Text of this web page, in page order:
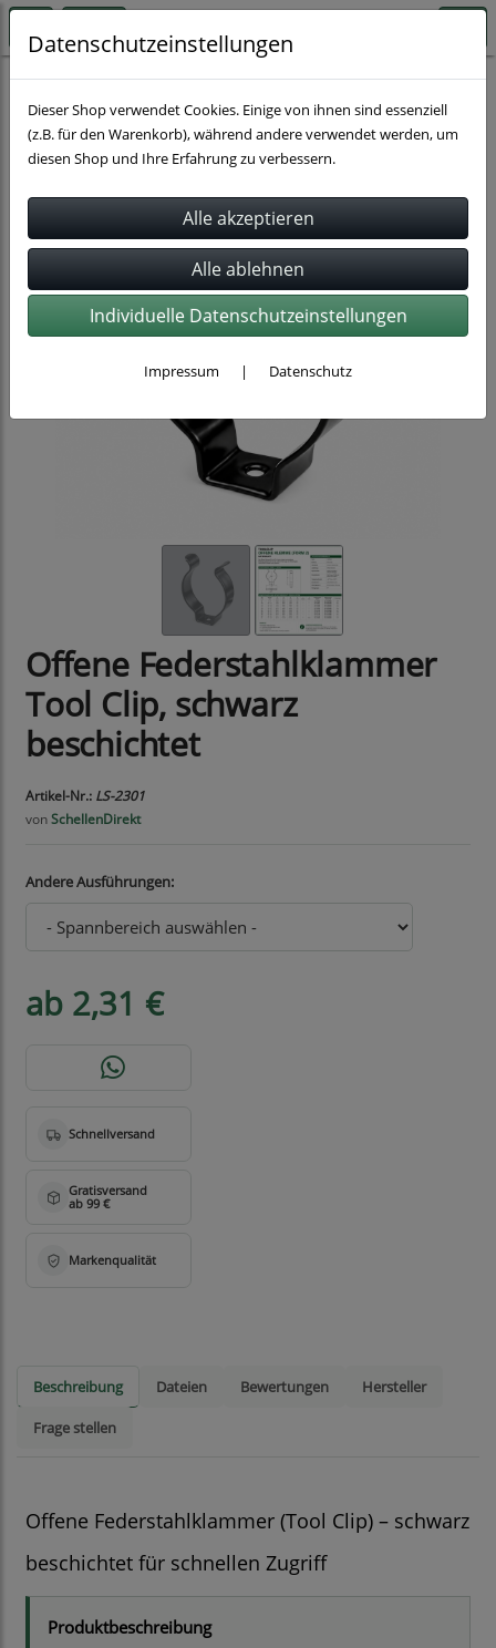
Schlauchbefestigung
Offene Federstahlklammer
Tool Clip, schwarz
beschichtet
Artikel-Nr.: LS-2301
vonSchellenDirekt
Andere Ausführungen:
ab 2,31 €
Beschreibung Dateien Bewertungen Hersteller
Frage stellen
Offene Federstahlklammer (Tool Clip) – schwarz
beschichtet für schnellen Zugriff
Produktbeschreibung
Datenschutzeinstellungen
Dieser Shop verwendet Cookies. Einige von ihnen sind essenziell
(z.B. für den Warenkorb), während andere verwendet werden, um
diesen Shop und Ihre Erfahrung zu verbessern.
Individuelle Datenschutzeinstellungen
Impressum | Datenschutz